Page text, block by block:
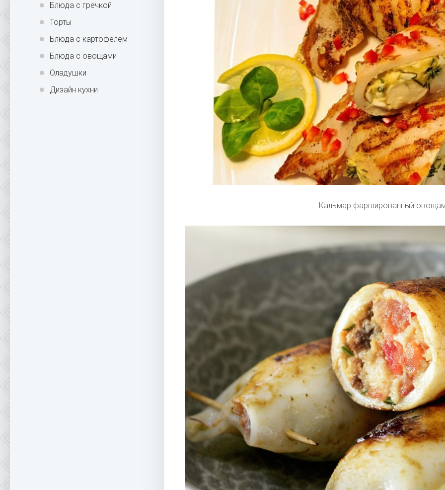
Блюда с гречкой
Торты
Блюда с картофелем
Блюда с овощами
Оладушки
Дизайн кухни
Кальмар фаршированный